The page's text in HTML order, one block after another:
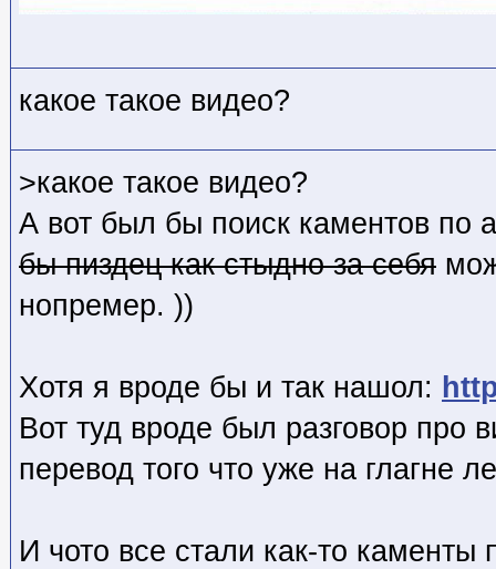
какое такое видео?
>какое такое видео?
А вот был бы поиск каментов по
бы пиздец как стыдно за себя
нопремер. ))
Хотя я вроде бы и так нашол:
Вот туд вроде был разговор про
перевод того что уже на глагне
И чото все стали как-то каменты